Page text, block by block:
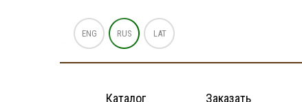
ENG RUS LAT
Каталог Заказать